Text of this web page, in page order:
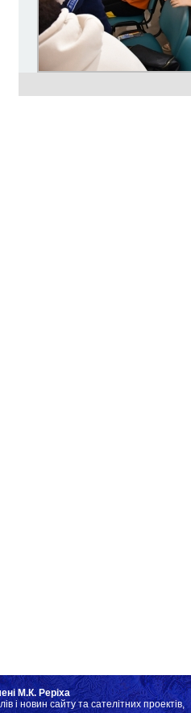
М.К. Реріха
і новин сайту та сателітних проектів,